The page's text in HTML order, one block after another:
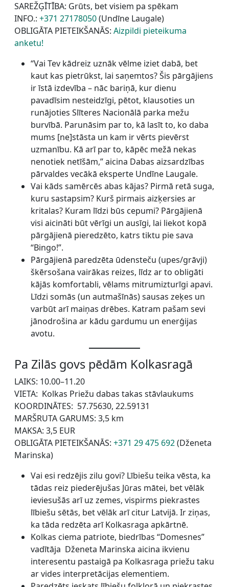
SAREŽĢĪTĪBA: Grūts, bet visiem pa spēkam
INFO.: +371 27178050(Undīne Laugale)
OBLIGĀTA PIETEIKŠANĀS: Aizpildi pieteikuma
anketu!
“Vai Tev kādreiz uznāk vēlme iziet dabā, bet
kaut kas pietrūkst, lai saņemtos? Šis pārgājiens
ir īstā izdevība – nāc bariņā, kur dienu
pavadīsim nesteidzīgi, pētot, klausoties un
runājoties Slīteres Nacionālā parka mežu
burvībā. Parunāsim par to, kā lasīt to, ko daba
mums [ne]stāsta un kam ir vērts pievērst
uzmanību. Kā arī par to, kāpēc mežā nekas
nenotiek netīšām,” aicina Dabas aizsardzības
pārvaldes vecākā eksperte Undīne Laugale.
Vai kāds samērcēs abas kājas? Pirmā retā suga,
kuru sastapsim? Kurš pirmais aizķersies ar
kritalas? Kuram līdzi būs cepumi? Pārgājienā
visi aicināti būt vērīgi un ausīgi, lai liekot kopā
pārgājienā pieredzēto, katrs tiktu pie sava
“Bingo!”.
Pārgājienā paredzēta ūdensteču (upes/grāvji)
škērsošana vairākas reizes, līdz ar to obligāti
kājās komfortabli, vēlams mitrumizturīgi apavi.
Līdzi somās (un autmašīnās) sausas zeķes un
varbūt arī maiņas drēbes. Katram pašam sevi
jānodrošina ar kādu gardumu un enerģijas
avotu.
Pa Zilās govs pēdām Kolkasragā
LAIKS: 10.00–11.20
VIETA: Kolkas Priežu dabas takas stāvlaukums
KOORDINĀTES: 57.75630, 22.59131
MARŠRUTA GARUMS: 3,5 km
MAKSA: 3,5 EUR
OBLIGĀTA PIETEIKŠANĀS: +371 29 475 692(Dženeta
Marinska)
Vai esi redzējis zilu govi? Lībiešu teika vēsta, ka
tādas reiz piederējušas Jūras mātei, bet vēlāk
ieviesušās arī uz zemes, vispirms piekrastes
lībiešu sētās, bet vēlāk arī citur Latvijā. Ir ziņas,
ka tāda redzēta arī Kolkasraga apkārtnē.
Kolkas ciema patriote, biedrības “Domesnes”
vadītāja Dženeta Marinska aicina ikvienu
interesentu pastaigā pa Kolkasraga priežu taku
ar vides interpretācijas elementiem.